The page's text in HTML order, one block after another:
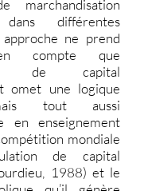
marchandisation
dans différentes
ne prend
compte que
de capital
omet une logique
tout aussi
en enseignement
mondiale
de capital
1988) et le